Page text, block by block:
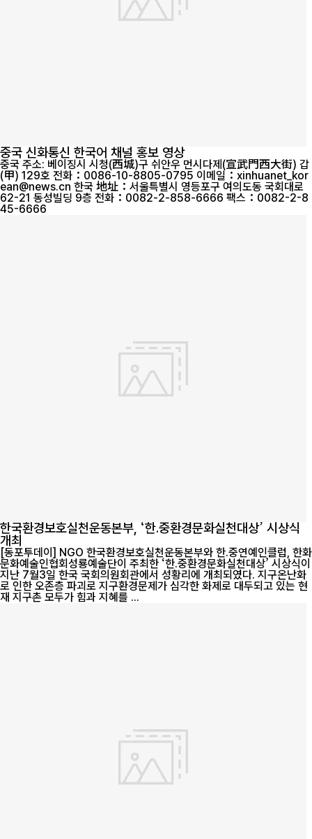
중국 신화통신 한국어 채널 홍보 영상
중국 주소: 베이징시 시청(西城)구 쉬안우 먼시다제(宣武門西大街) 갑
(甲) 129호 전화：0086-10-8805-0795 이메일：xinhuanet_kor
ean@news.cn 한국 地址：서울특별시 영등포구 여의도동 국회대로
62-21 동성빌딩 9층 전화：0082-2-858-6666 팩스：0082-2-8
45-6666
한국환경보호실천운동본부, ‘한.중환경문화실천대상’ 시상식
개최
[동포투데이] NGO 한국환경보호실천운동본부와 한.중연예인클럽, 한화
문화예술인협회성룡예술단이 주최한 ‘한.중환경문화실천대상’ 시상식이
지난 7월3일 한국 국회의원회관에서 성황리에 개최되였다. 지구온난화
로 인한 오존층 파괴로 지구환경문제가 심각한 화제로 대두되고 있는 현
재 지구촌 모두가 힘과 지혜를 ...